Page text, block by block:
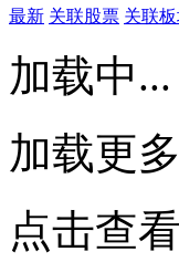
最新 关联股票 关联
加载中...
加载更多
点击查